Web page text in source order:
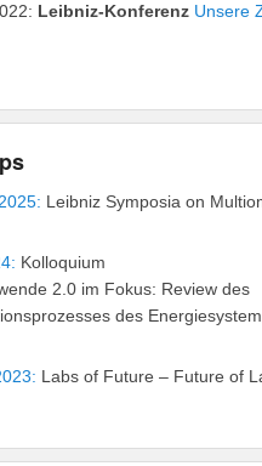
Leibniz-Konferenz Unsere
Leibniz Symposia on
Kolloquium
2.0 im Fokus: Review des
des
Labs of Future – Future of